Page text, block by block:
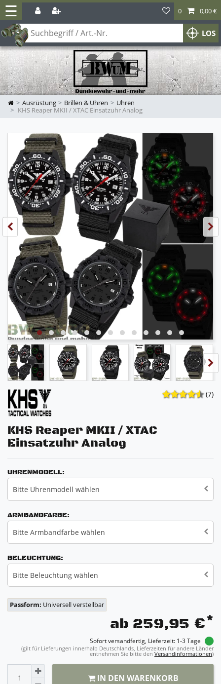
☰
LOS
0 0,00 €
Ausrüstung Brillen & Uhren
Uhren
KHS Reaper MKII / XTAC Einsatzuhr Analog
(7)
KHS Reaper MKII / XTAC
Einsatzuhr Analog
UHRENMODELL:
Bitte Uhrenmodell wählen
ARMBANDFARBE:
Bitte Armbandfarbe wählen
BELEUCHTUNG:
Bitte Beleuchtung wählen
Passform: Universell verstellbar
ab 259,95 €*
Sofort versandfertig, Lieferzeit: 1-3 Tage
(gilt für Lieferungen innerhalb Deutschlands, Lieferzeiten für andere Länder
entnehmen Sie bitte den Versandinformationen)
IN DEN WARENKORB